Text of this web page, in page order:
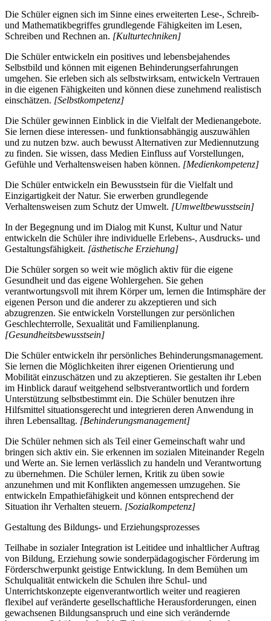
Die Schüler eignen sich im Sinne eines erweiterten Lese-, Schreib-
und Mathematikbegriffes grundlegende Fähigkeiten im Lesen,
Schreiben und Rechnen an. [Kulturtechniken]
Die Schüler entwickeln ein positives und lebensbejahendes
Selbstbild und können mit eigenen Behinderungserfahrungen
umgehen. Sie erleben sich als selbstwirksam, entwickeln Vertrauen
in die eigenen Fähigkeiten und können diese zunehmend realistisch
einschätzen. [Selbstkompetenz]
Die Schüler gewinnen Einblick in die Vielfalt der Medienangebote.
Sie lernen diese interessen- und funktionsabhängig auszuwählen
und zu nutzen bzw. auch bewusst Alternativen zur Mediennutzung
zu finden. Sie wissen, dass Medien Einfluss auf Vorstellungen,
Gefühle und Verhaltensweisen haben können. [Medienkompetenz]
Die Schüler entwickeln ein Bewusstsein für die Vielfalt und
Einzigartigkeit der Natur. Sie erwerben grundlegende
Verhaltensweisen zum Schutz der Umwelt. [Umweltbewusstsein]
In der Begegnung und im Dialog mit Kunst, Kultur und Natur
entwickeln die Schüler ihre individuelle Erlebens-, Ausdrucks- und
Gestaltungsfähigkeit. [ästhetische Erziehung]
Die Schüler sorgen so weit wie möglich aktiv für die eigene
Gesundheit und das eigene Wohlergehen. Sie gehen
verantwortungsvoll mit ihrem Körper um, lernen die Intimsphäre der
eigenen Person und die anderer zu akzeptieren und sich
abzugrenzen. Sie entwickeln Vorstellungen zur persönlichen
Geschlechterrolle, Sexualität und Familienplanung.
[Gesundheitsbewusstsein]
Die Schüler entwickeln ihr persönliches Behinderungsmanagement.
Sie lernen die Möglichkeiten ihrer eigenen Orientierung und
Mobilität einzuschätzen und zu akzeptieren. Sie gestalten ihr Leben
im Hinblick darauf weitgehend selbstverantwortlich und fordern
Unterstützung selbstbestimmt ein. Die Schüler benutzen ihre
Hilfsmittel situationsgerecht und integrieren deren Anwendung in
ihren Lebensalltag. [Behinderungsmanagement]
Die Schüler nehmen sich als Teil einer Gemeinschaft wahr und
bringen sich aktiv ein. Sie erkennen im sozialen Miteinander Regeln
und Werte an. Sie lernen verlässlich zu handeln und Verantwortung
zu übernehmen. Die Schüler lernen, Kritik zu üben sowie
anzunehmen und mit Konflikten angemessen umzugehen. Sie
entwickeln Empathiefähigkeit und können entsprechend der
Situation ihr Verhalten steuern. [Sozialkompetenz]
Gestaltung des Bildungs- und Erziehungsprozesses
Teilhabe in sozialer Integration ist Leitidee und inhaltlicher Auftrag
von Bildung, Erziehung sowie sonderpädagogischer Förderung im
Förderschwerpunkt geistige Entwicklung. In dem Bemühen um
Schulqualität entwickeln die Schulen ihre Schul- und
Unterrichtskonzepte eigenverantwortlich weiter und reagieren
flexibel auf veränderte gesellschaftliche Herausforderungen, einen
gewachsenen Bildungsanspruch und eine sich verändernde